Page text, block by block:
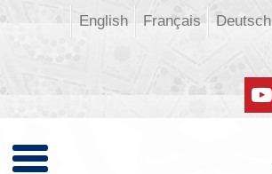
Deutsch
Français
English